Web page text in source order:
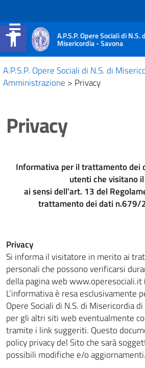
Apri la barra degli
A.P.S.P. Opere Sociali di N.S.
Misericordia - Savona
A.P.S.P. Opere Sociali di N.S. di
Amministrazione > Privacy
Privacy
Informativa per il trattamento dei
utenti che visitano
ai sensi dell’art. 13 del
trattamento dei dati n.679/
Privacy
Si informa il visitatore in merito ai
personali che possono verificarsi
della pagina web www.operesociali.it
L’informativa è resa esclusivamente
Opere Sociali di N.S. di Misericordia
per gli altri siti web eventualmente
tramite i link suggeriti. Questo
policy privacy del Sito che sarà
possibili modifiche e/o aggiornamenti.